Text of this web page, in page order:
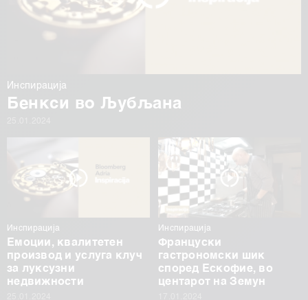
Инспирација
Бенкси во Љубљана
Инспирација
Емоции, квалитетен
производ и услуга клуч
за луксузни
недвижности
Инспирација
Француски
гастрономски шик
според Ескофие, во
центарот на Земун